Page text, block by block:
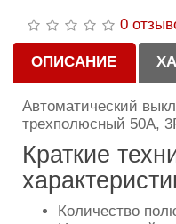
0
ОПИСАНИЕ
Автоматический
трехполюсный 50А,
Краткие
Количество